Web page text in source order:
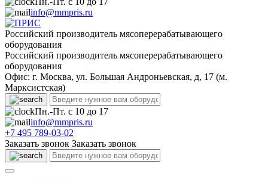
info@mmpris.ru
Российский производитель мясоперерабатывающего
оборудования
Российский производитель мясоперерабатывающего
оборудования
Офис: г. Москва, ул. Большая Андроньевская, д, 17 (м.
Марксистская)
Пн.-Пт. с 10 до 17
info@mmpris.ru
+7 495 789-03-02
Заказать звонок Заказать звонок